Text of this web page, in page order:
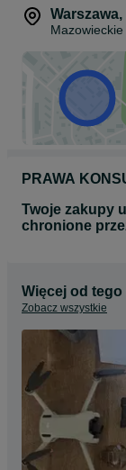
Warszawa,
Mazowieckie
PRAWA
Twoje zakupy
chronione
Więcej od
Zobacz wszystkie